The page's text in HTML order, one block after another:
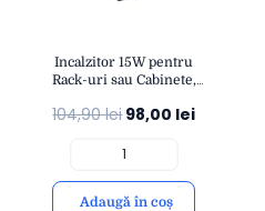
Incalzitor 15W pentru
Rack-uri sau Cabinete,
Protecție Anti-Condens
104,90lei98,00 lei
Adaugă în coș